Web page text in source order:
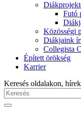
Futó
Közösségi
Diákjaink
Collegista
Épített örökség
Karrier
Keresés oldalakon,